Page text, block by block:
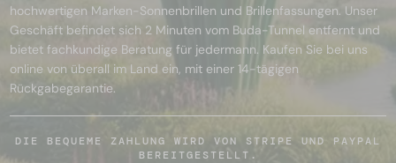
hochwertigen Marken-Sonnenbrillen und Brillenfassungen. Unser
Geschäft befindet sich 2 Minuten vom Buda-Tunnel entfernt und
bietet fachkundige Beratung für jedermann. Kaufen Sie bei uns
online von überall im Land ein, mit einer 14-tägigen
Rückgabegarantie.
DIE BEQUEME ZAHLUNG WIRD VON STRIPE UND PAYPAL
BEREITGESTELLT.